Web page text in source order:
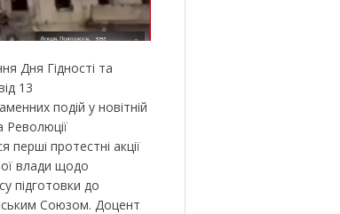
Дня Гідності та
13
подій у новітній
Революції
перші протестні акції
влади щодо
підготовки до
Союзом. Доцент